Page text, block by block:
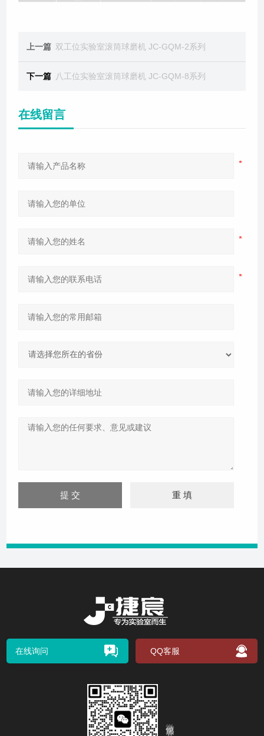
上一篇 双工位实验室滚筒球磨机 JC-GQM-2系列
下一篇 八工位实验室滚筒球磨机 JC-GQM-8系列
在线留言
在线询问 QQ客服